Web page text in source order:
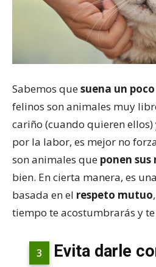
Sabemos quesuena un
felinos son animales muy
cariño (cuando quieren
por la labor, es mejor no
son animales que ponen sus
bien. En cierta manera, es
basada en el respeto mutuo
tiempo te acostumbrarás y
3
Evita darle